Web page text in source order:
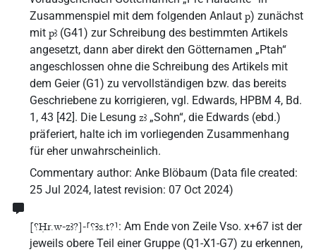
Zusammenspiel mit dem folgenden Anlaut p) zunächst
mit pꜣ (G41) zur Schreibung des bestimmten Artikels
angesetzt, dann aber direkt den Götternamen „Ptah“
angeschlossen ohne die Schreibung des Artikels mit
dem Geier (G1) zu vervollständigen bzw. das bereits
Geschriebene zu korrigieren, vgl. Edwards, HPBM 4, Bd.
1, 43 [42]. Die Lesung zꜣ „Sohn“, die Edwards (ebd.)
präferiert, halte ich im vorliegenden Zusammenhang
für eher unwahrscheinlich.
Commentary author: Anke Blöbaum (Data file created:
25 Jul 2024, latest revision: 07 Oct 2024)
[⸮Ḥr.w-zꜣ?]-⸢⸮Ꜣs.t?⸣: Am Ende von Zeile Vso. x+67 ist der
jeweils obere Teil einer Gruppe (Q1-X1-G7) zu erkennen,